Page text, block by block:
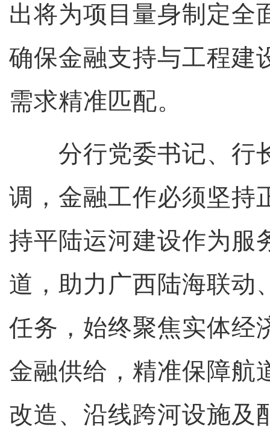
出将为项目量身制定全
确保金融支持与工程建
需求精准匹配。
分行党委书记、行
调，金融工作必须坚持
持平陆运河建设作为服
道，助力广西陆海联动
任务，始终聚焦实体经
金融供给，精准保障航
改造、沿线跨河设施及